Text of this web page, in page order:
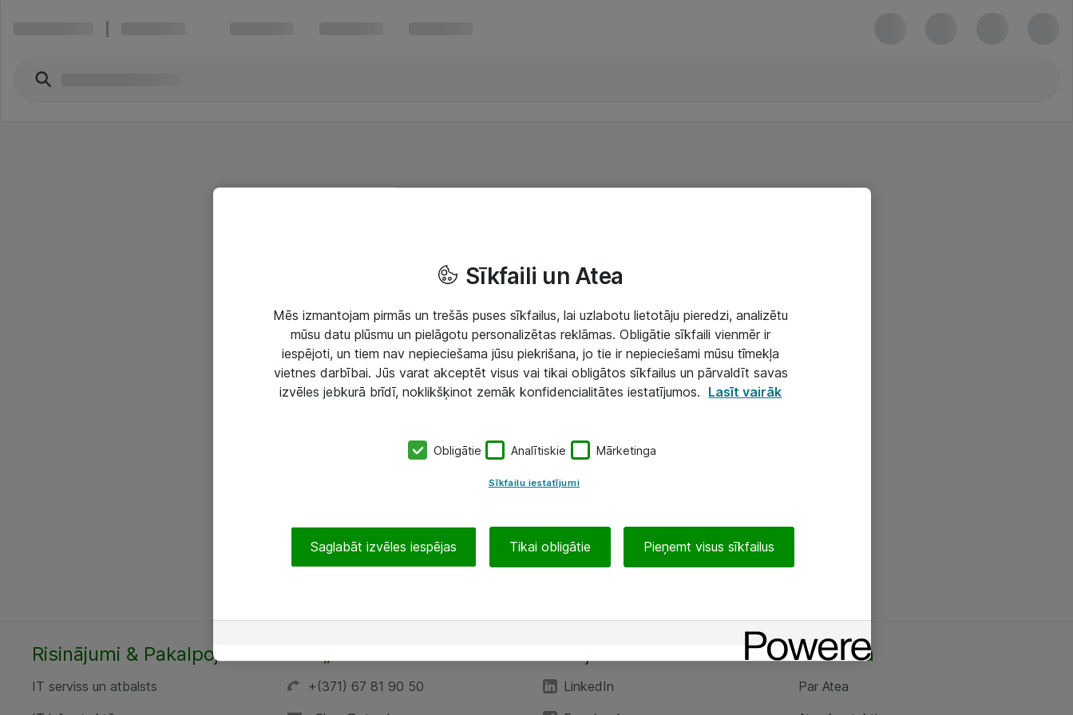
Risinājumi & Pakalpojumi
IT serviss un atbalsts
+(371) 67 81 90 50
LinkedIn
Par Atea
Par Atea
Sīkfaili un Atea
Mēs izmantojam pirmās un trešās puses sīkfailus, lai uzlabotu lietotāju pieredzi, analizētu
mūsu datu plūsmu un pielāgotu personalizētas reklāmas. Obligātie sīkfaili vienmēr ir
iespējoti, un tiem nav nepieciešama jūsu piekrišana, jo tie ir nepieciešami mūsu tīmekļa
vietnes darbībai. Jūs varat akceptēt visus vai tikai obligātos sīkfailus un pārvaldīt savas
izvēles jebkurā brīdī, noklikšķinot zemāk konfidencialitātes iestatījumos. Lasīt vairāk
Obligātie Analītiskie Mārketinga
Sīkfailu iestatījumi
Saglabāt izvēles iespējas Tikai obligātie Pieņemt visus sīkfailus